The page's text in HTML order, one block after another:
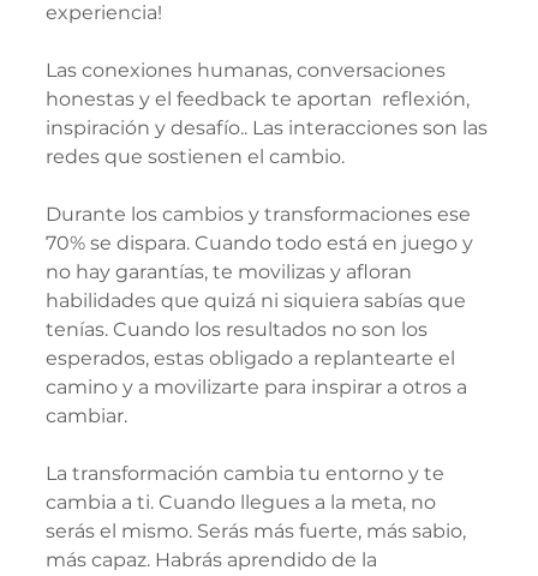
experiencia!
Las conexiones humanas, conversaciones
honestas y el feedback te aportan  reflexión,
inspiración y desafío.. Las interacciones son las
redes que sostienen el cambio.
Durante los cambios y transformaciones ese
70% se dispara. Cuando todo está en juego y
no hay garantías, te movilizas y afloran
habilidades que quizá ni siquiera sabías que
tenías. Cuando los resultados no son los
esperados, estas obligado a replantearte el
camino y a movilizarte para inspirar a otros a
cambiar.
La transformación cambia tu entorno y te
cambia a ti. Cuando llegues a la meta, no
serás el mismo. Serás más fuerte, más sabio,
más capaz. Habrás aprendido de la